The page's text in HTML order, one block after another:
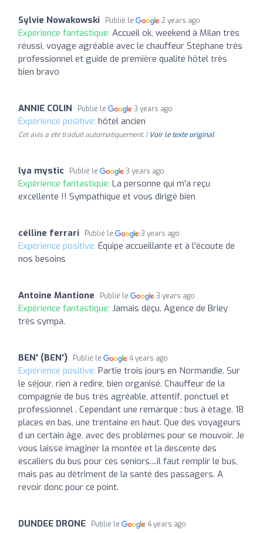
Sylvie Nowakowski Publié le 2 years ago
Expérience fantastique: Accueil ok, weekend à Milan très
réussi, voyage agréable avec le chauffeur Stéphane très
professionnel et guide de première qualité hôtel très
bien bravo
ANNIE COLIN Publié le 3 years ago
Expérience positive: hôtel ancien
Cet avis a été traduit automatiquement. | Voir le texte original
lya mystic Publié le 3 years ago
Expérience fantastique: La personne qui m'a reçu
excellente !! Sympathique et vous dirigé bien
célline ferrari Publié le 3 years ago
Expérience positive: Équipe accueillante et à l'écoute de
nos besoins
Antoine Mantione Publié le 3 years ago
Expérience fantastique: Jamais déçu. Agence de Briey
très sympa.
BEN' (BEN') Publié le 4 years ago
Expérience positive: Partie trois jours en Normandie. Sur
le séjour, rien à redire, bien organisé. Chauffeur de la
compagnie de bus très agréable, attentif, ponctuel et
professionnel . Cependant une remarque : bus à étage. 18
places en bas, une trentaine en haut. Que des voyageurs
d un certain âge, avec des problèmes pour se mouvoir. Je
vous laisse imaginer la montée et la descente des
escaliers du bus pour ces seniors....il faut remplir le bus,
mais pas au détriment de la santé des passagers. A
revoir donc pour ce point.
DUNDEE DRONE Publié le 4 years ago